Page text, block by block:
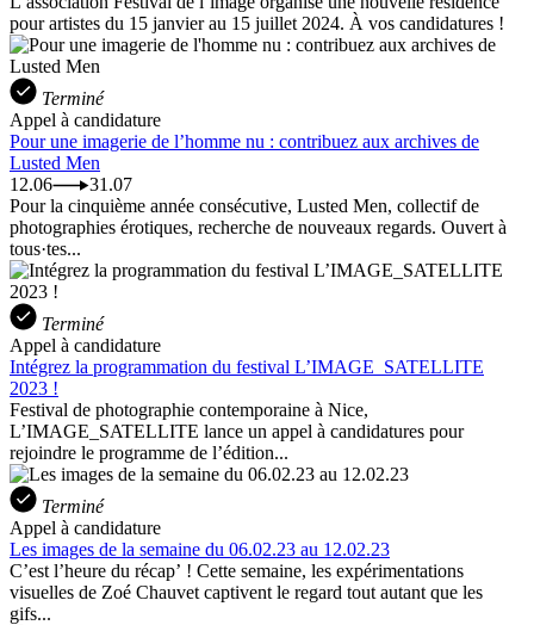
pour artistes du 15 janvier au 15 juillet 2024. À vos candidatures !
Terminé
Appel à candidature
Pour une imagerie de l’homme nu : contribuez aux archives de
Lusted Men
12.06
31.07
Pour la cinquième année consécutive, Lusted Men, collectif de
photographies érotiques, recherche de nouveaux regards. Ouvert à
tous·tes...
Terminé
Appel à candidature
Intégrez la programmation du festival L’IMAGE_SATELLITE
2023 !
Festival de photographie contemporaine à Nice,
L’IMAGE_SATELLITE lance un appel à candidatures pour
rejoindre le programme de l’édition...
Terminé
Appel à candidature
Les images de la semaine du 06.02.23 au 12.02.23
C’est l’heure du récap’ ! Cette semaine, les expérimentations
visuelles de Zoé Chauvet captivent le regard tout autant que les
gifs...